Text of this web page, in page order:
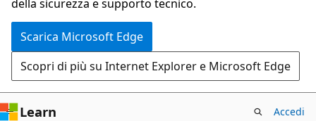
della sicurezza e supporto tecnico.
Scarica Microsoft Edge
Scopri di più su Internet Explorer e Microsoft Edge
Learn Accedi